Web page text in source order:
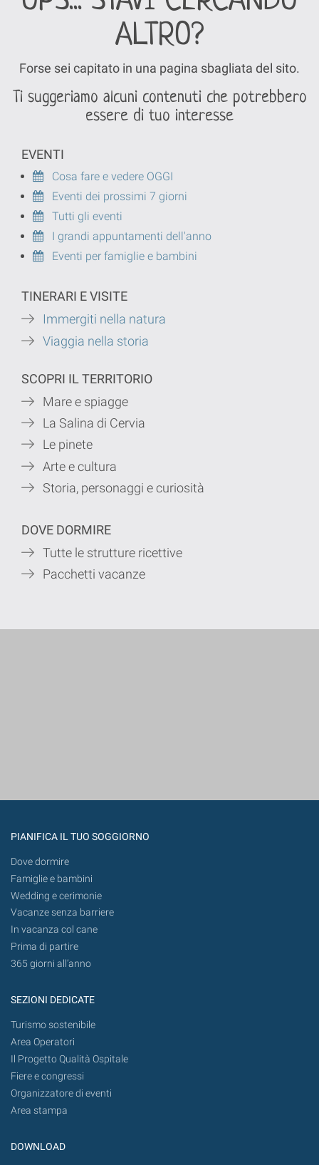
ALTRO?
Forse sei capitato in una pagina sbagliata del sito.
Ti suggeriamo alcuni contenuti che potrebbero
essere di tuo interesse
EVENTI
Cosa fare e vedere OGGI
Eventi dei prossimi 7 giorni
Tutti gli eventi
I grandi appuntamenti dell'anno
Eventi per famiglie e bambini
TINERARI E VISITE
Immergiti nella natura
Viaggia nella storia
SCOPRI IL TERRITORIO
Mare e spiagge
La Salina di Cervia
Le pinete
Arte e cultura
Storia, personaggi e curiosità
DOVE DORMIRE
Tutte le strutture ricettive
Pacchetti vacanze
PIANIFICA IL TUO SOGGIORNO
Dove dormire
Famiglie e bambini
Wedding e cerimonie
Vacanze senza barriere
In vacanza col cane
Prima di partire
365 giorni all’anno
SEZIONI DEDICATE
Turismo sostenibile
Area Operatori
Il Progetto Qualità Ospitale
Fiere e congressi
Organizzatore di eventi
Area stampa
DOWNLOAD